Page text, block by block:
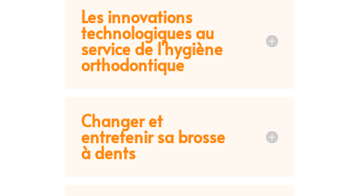
Les innovations
technologiques au
service de l'hygiène
orthodontique
Changer et
entretenir sa brosse
à dents